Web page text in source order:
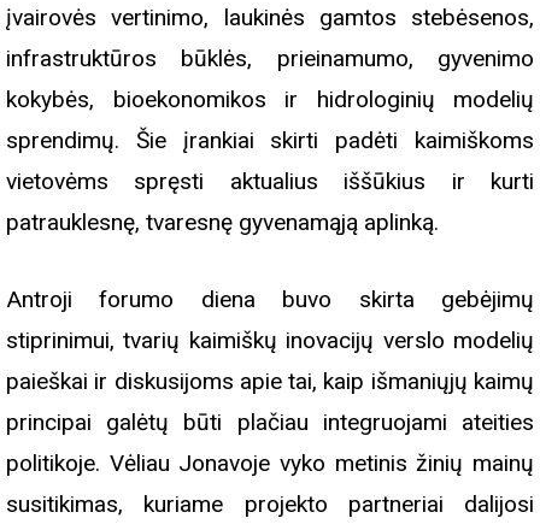
įvairovės vertinimo, laukinės gamtos stebėsenos,
infrastruktūros būklės, prieinamumo, gyvenimo
kokybės, bioekonomikos ir hidrologinių modelių
sprendimų. Šie įrankiai skirti padėti kaimiškoms
vietovėms spręsti aktualius iššūkius ir kurti
patrauklesnę, tvaresnę gyvenamąją aplinką.
Antroji forumo diena buvo skirta gebėjimų
stiprinimui, tvarių kaimiškų inovacijų verslo modelių
paieškai ir diskusijoms apie tai, kaip išmaniųjų kaimų
principai galėtų būti plačiau integruojami ateities
politikoje. Vėliau Jonavoje vyko metinis žinių mainų
susitikimas, kuriame projekto partneriai dalijosi